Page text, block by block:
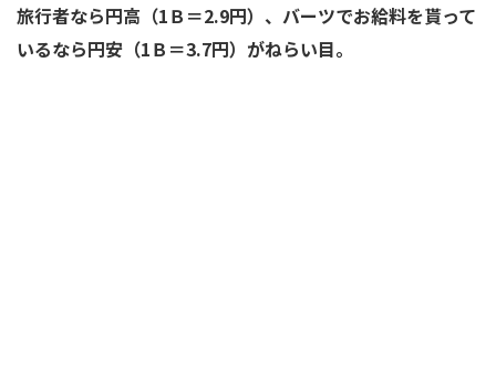
旅行者なら円高（1Ｂ＝2.9円）、バーツでお給料を貰って
いるなら円安（1Ｂ＝3.7円）がねらい目。